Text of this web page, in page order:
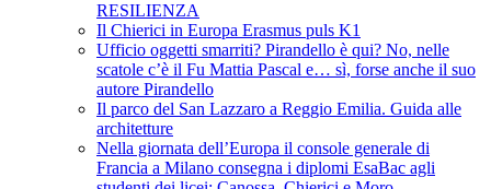
RESILIENZA
Il Chierici in Europa Erasmus puls K1
Ufficio oggetti smarriti? Pirandello è qui? No, nelle
scatole c’è il Fu Mattia Pascal e… sì, forse anche il suo
autore Pirandello
Il parco del San Lazzaro a Reggio Emilia. Guida alle
architetture
Nella giornata dell’Europa il console generale di
Francia a Milano consegna i diplomi EsaBac agli